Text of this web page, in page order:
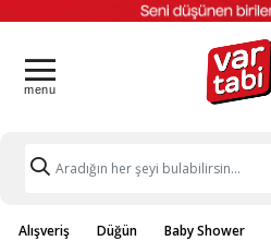
Alışveriş Düğün Baby Shower